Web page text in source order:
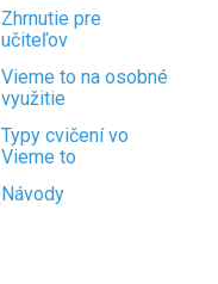
Zhrnutie pre
učiteľov
Vieme to na osobné
využitie
Typy cvičení vo
Vieme to
Návody